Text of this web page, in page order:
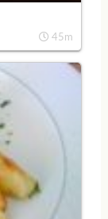
45m